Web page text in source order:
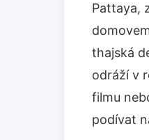
Pattaya,
thajská
odráží v
filmu
podívat